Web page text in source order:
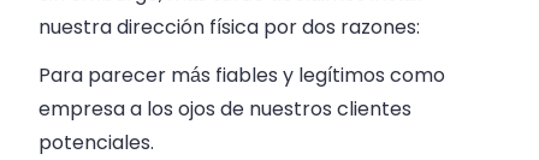
nuestra dirección física por dos razones:
Para parecer más fiables y legítimos como
empresa a los ojos de nuestros clientes
potenciales.